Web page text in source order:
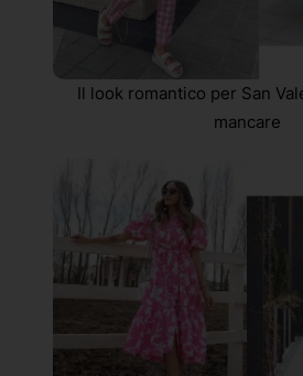
Il look romantico per San
mancare